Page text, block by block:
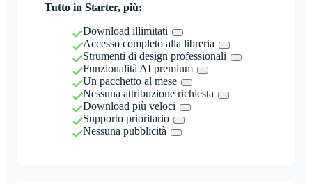
Tutto in Starter, più:
Download illimitati
Accesso completo alla libreria
Strumenti di design professionali
Funzionalità AI premium
Un pacchetto al mese
Nessuna attribuzione richiesta
Download più veloci
Supporto prioritario
Nessuna pubblicità